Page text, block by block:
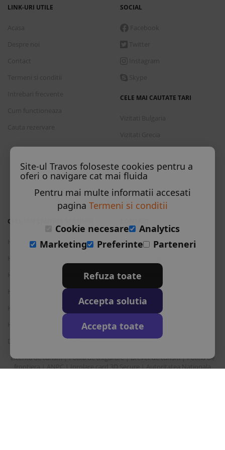
LINK-URI UTILE SOCIAL
CELE MAI CAUTATE TARI
Vizitati Italia
Vizitati Croatia
CELE MAI CAUTATE STATIUNI
Hoteluri in Albena
Hoteluri in Nisipurile de Aur
Hoteluri in Antalya
Destinatii in toata lumea
L-S: 9-18
office@travos.ro
Abonare newsletter
Licenta de turism|Polita de asigurare|Brevet de turism|Politia de
frontiera|ANPC|Inrolare card 3D Secure|Autoritatea Nationala
Site-ul Travos foloseste cookies pentru a
oferi o navigare cat mai fluida
Pentru mai multe informatii accesati
pagina Termeni si conditii
Cookie necesare
Analytics
Marketing
Preferinte Parteneri
Refuza toate
Accepta solutia
Accepta toate